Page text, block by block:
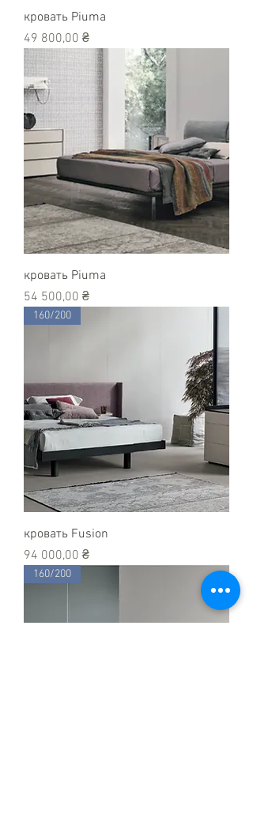
кровать Piuma
Цена
49 800,00 ₴
кровать Piuma
Цена
54 500,00 ₴
160/200
кровать Fusion
Цена
94 000,00 ₴
160/200